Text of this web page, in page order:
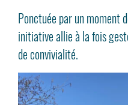
Ponctuée par un
initiative allie à la fois
de convivialité.